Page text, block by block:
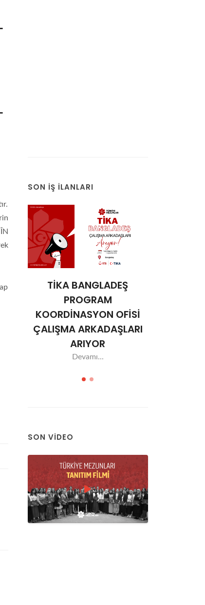
SON İŞ İLANLARI
TİKA BANGLADEŞ
PROGRAM
KOORDİNASYON OFİSİ
ÇALIŞMA ARKADAŞLARI
ARIYOR
Devamı...
SON VIDEO